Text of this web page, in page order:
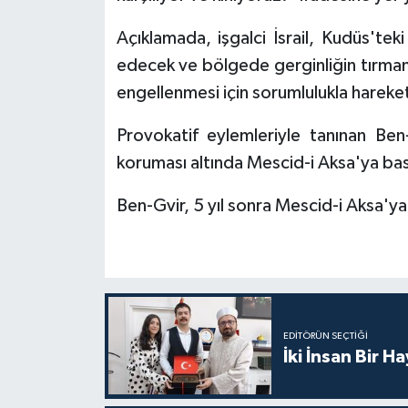
Açıklamada, işgalci İsrail,
edecek ve bölgede gerginliğin
engellenmesi için sorumlulukla
Provokatif eylemleriyle tanınan
koruması altında Mescid-i Aksa'ya
Ben-Gvir, 5 yıl sonra Mescid-i
EDITÖRÜN SEÇTIĞI
İki İnsan Bir
Bitlis Müftülüğü
Bolu Müftülüğü
Burdur Müftülüğü
Çorum Müftülüğü
Denizli Müftülüğü
Makaleler
Diyanet TV